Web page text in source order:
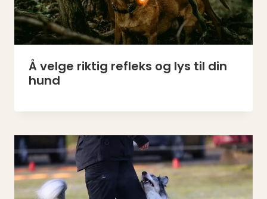
Å velge riktig refleks og lys til din
hund